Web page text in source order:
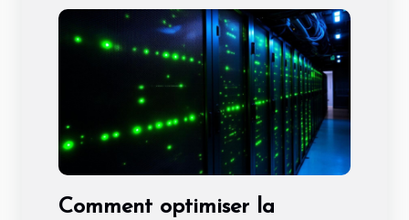
Comment optimiser la